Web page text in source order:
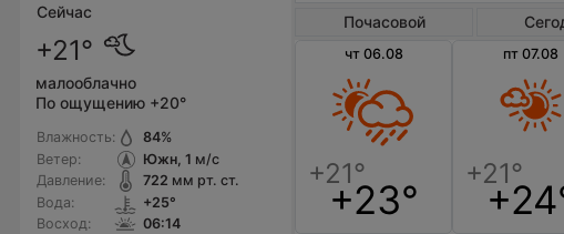
Сейчас
+21°
малооблачно
По ощущению +20°
Влажность:
Ветер:
Давление:
Вода:
Восход:
84%
Южн, 1 м/с
722 мм рт. ст.
+25°
06:14
Почасовой
чт 06.08
+23°
пт 07.08